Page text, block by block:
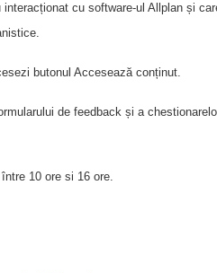
cu software-ul Allplan și
butonul Accesează conținut.
de feedback și a
10 ore si 16 ore.